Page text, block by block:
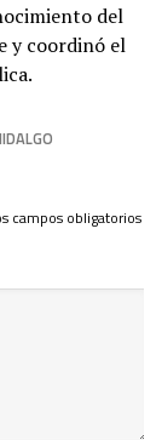
del
y coordinó el
campos obligatorios